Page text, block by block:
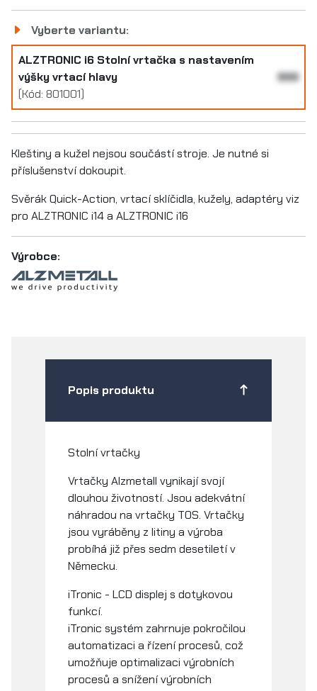
Vyberte variantu:
ALZTRONIC i6 Stolní vrtačka s nastavením
výšky vrtací hlavy
(Kód: 801001)
999
Kleštiny a kužel nejsou součástí stroje. Je nutné si
příslušenství dokoupit.
Svěrák Quick-Action, vrtací sklíčidla, kužely, adaptéry viz
pro ALZTRONIC i14 a ALZTRONIC i16
Výrobce:
Popis produktu
Stolní vrtačky
Vrtačky Alzmetall vynikají svojí
dlouhou životností. Jsou adekvátní
náhradou na vrtačky TOS. Vrtačky
jsou vyráběny z litiny a výroba
probíhá již přes sedm desetiletí v
Německu.
iTronic - LCD displej s dotykovou
funkcí.
iTronic systém zahrnuje pokročilou
automatizaci a řízení procesů, což
umožňuje optimalizaci výrobních
procesů a snížení výrobních